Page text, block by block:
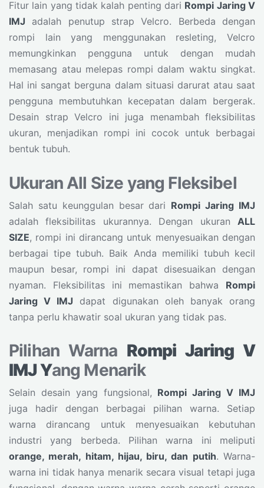
Fitur lain yang tidak kalah penting dari Rompi Jaring V
IMJ adalah penutup strap Velcro. Berbeda dengan
rompi lain yang menggunakan resleting, Velcro
memungkinkan pengguna untuk dengan mudah
memasang atau melepas rompi dalam waktu singkat.
Hal ini sangat berguna dalam situasi darurat atau saat
pengguna membutuhkan kecepatan dalam bergerak.
Desain strap Velcro ini juga menambah fleksibilitas
ukuran, menjadikan rompi ini cocok untuk berbagai
bentuk tubuh.
Ukuran All Size yang Fleksibel
Salah satu keunggulan besar dari Rompi Jaring IMJ
adalah fleksibilitas ukurannya. Dengan ukuran ALL
SIZE, rompi ini dirancang untuk menyesuaikan dengan
berbagai tipe tubuh. Baik Anda memiliki tubuh kecil
maupun besar, rompi ini dapat disesuaikan dengan
nyaman. Fleksibilitas ini memastikan bahwa Rompi
Jaring V IMJ dapat digunakan oleh banyak orang
tanpa perlu khawatir soal ukuran yang tidak pas.
Pilihan Warna Rompi Jaring V
IMJ Yang Menarik
Selain desain yang fungsional, Rompi Jaring V IMJ
juga hadir dengan berbagai pilihan warna. Setiap
warna dirancang untuk menyesuaikan kebutuhan
industri yang berbeda. Pilihan warna ini meliputi
orange, merah, hitam, hijau, biru, dan putih. Warna-
warna ini tidak hanya menarik secara visual tetapi juga